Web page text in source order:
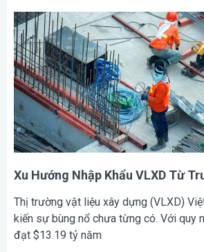
Xu Hướng Nhập Khẩu VLXD Từ
Thị trường vật liệu xây dựng (VLXD)
kiến sự bùng nổ chưa từng có. Với quy
đạt $13.19 tỷ năm